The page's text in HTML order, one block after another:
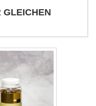
GLEICHEN